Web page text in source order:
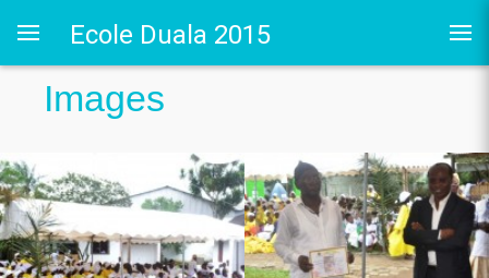
CERDOTOLA
2015
Ecole Duala 2015
Images